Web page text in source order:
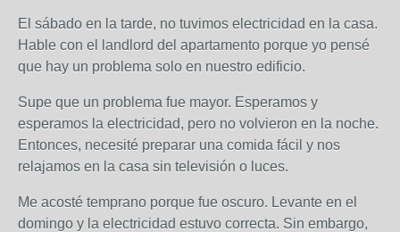
El sábado en la tarde, no tuvimos electricidad en la casa.
Hable con el landlord del apartamento porque yo pensé
que hay un problema solo en nuestro edificio.
Supe que un problema fue mayor. Esperamos y
esperamos la electricidad, pero no volvieron en la noche.
Entonces, necesité preparar una comida fácil y nos
relajamos en la casa sin televisión o luces.
Me acosté temprano porque fue oscuro. Levante en el
domingo y la electricidad estuvo correcta. Sin embargo,